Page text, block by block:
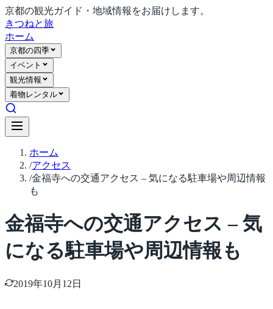
京都の観光ガイド・地域情報をお届けします。
きつねと旅
ホーム
京都の四季
イベント
観光情報
着物レンタル
ホーム
/アクセス
/金福寺への交通アクセス – 気になる駐車場や周辺情報
も
金福寺への交通アクセス – 気
になる駐車場や周辺情報も
2019年10月12日